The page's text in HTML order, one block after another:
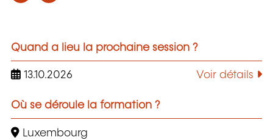
Quand a lieu la prochaine session ?
13.10.2026 Voir détails
Où se déroule la formation ?
Luxembourg